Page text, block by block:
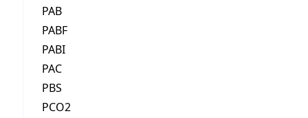
PAB
PABF
PABI
PAC
PBS
PCO2